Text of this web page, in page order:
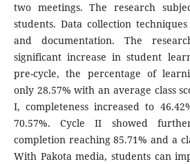
two meetings. The research
students. Data collection
and documentation. The
significant increase in student
pre-cycle, the percentage of
only 28.57% with an average class
I, completeness increased to
70.57%. Cycle II showed
completion reaching 85.71% and a
With Pakota media, students can